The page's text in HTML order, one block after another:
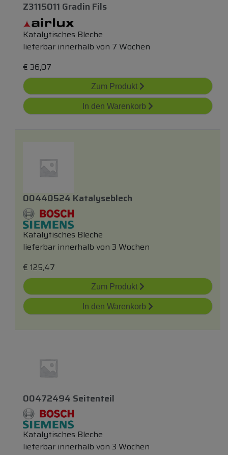
Z3115011 Gradin Fils
Katalytisches Bleche
lieferbar innerhalb von 7 Wochen
€ 36,07
Zum Produkt
In den Warenkorb
00440524 Katalyseblech
Katalytisches Bleche
lieferbar innerhalb von 3 Wochen
€ 125,47
Zum Produkt
In den Warenkorb
00472494 Seitenteil
Katalytisches Bleche
lieferbar innerhalb von 3 Wochen